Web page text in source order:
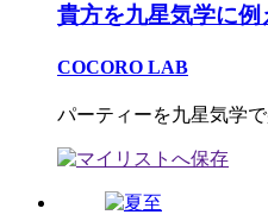
貴方を九星気学に例
COCORO LAB
パーティーを九星気学